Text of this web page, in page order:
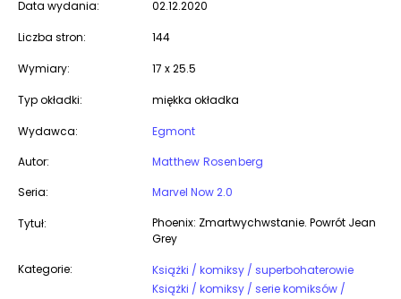
Data wydania: 02.12.2020
Liczba stron: 144
Wymiary: 17 x 25.5
Typ okładki: miękka okładka
Wydawca:
Egmont
Autor:
Matthew Rosenberg
Seria:
Marvel Now 2.0
Tytuł:
Phoenix: Zmartwychwstanie. Powrót Jean
Grey
Kategorie:
Książki / komiksy / superbohaterowie
Książki / komiksy / serie komiksów /